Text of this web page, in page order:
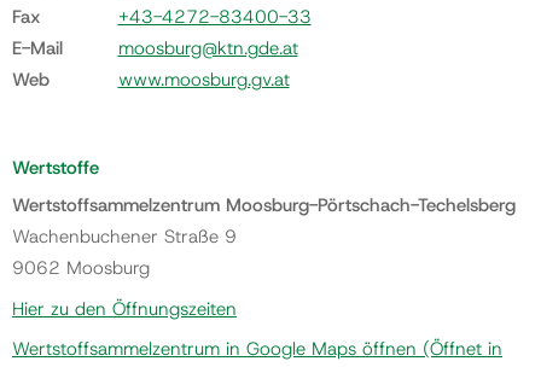
Fax
+43-4272-83400-33
E-Mail
moosburg@ktn.gde.at
Web
www.moosburg.gv.at
Wertstoffe
Wertstoffsammelzentrum Moosburg-Pörtschach-Techelsberg
Wachenbuchener Straße 9
9062 Moosburg
Hier zu den Öffnungszeiten
Wertstoffsammelzentrum in Google Maps öffnen (Öffnet in